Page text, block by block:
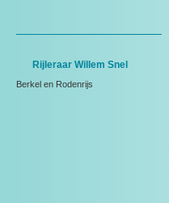
Rijleraar Willem Snel
Berkel en Rodenrijs